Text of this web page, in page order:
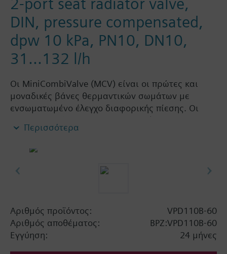
DIN, pressure compensated,
dpw 10 kPa, PN10, DN10,
31...132 l/h
Οι MiniCombiValve (MCV) είναι οι πρώτες και
μοναδικές βάνες θερμαντικών σωμάτων με
ενσωματωμένο έλεγχο διαφορικής πίεσης. Οι
MCV συνδυάζουν τις 3 παρακάτω λειτουργίες:
βάνα ελέγχου για έλεγχο θερμοκρασίας (μέσω
μηχανισμός ρύθμισης για ποσοστιαία μέγιστη
ελεγκτής διαφορικής πίεσης για
εξισορρόπηση διακυμάνσεων πίεσης στην
υδραυλική εγκατάσταση ή διαμέσου των MCV
Περισσότερα
Αριθμός προϊόντος:
VPD110B-60
Αριθμός αποθέματος:
BPZ:VPD110B-60
Εγγύηση:
24 μήνες